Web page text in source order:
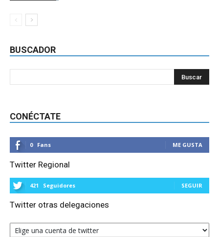
BUSCADOR
CONÉCTATE
0 Fans ME GUSTA
Twitter Regional
421 Seguidores SEGUIR
Twitter otras delegaciones